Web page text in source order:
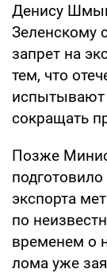
Денису
Зеленскому
запрет на
тем, что
сокращать
Позже
экспорта
по
временем о
лома уже